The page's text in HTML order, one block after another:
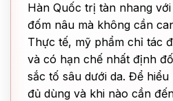
Hàn Quốc trị tàn nhang
đốm nâu mà không cần
Thực tế, mỹ phẩm chỉ tác
và có hạn chế nhất định
sắc tố sâu dưới da. Để
đủ dùng và khi nào cần